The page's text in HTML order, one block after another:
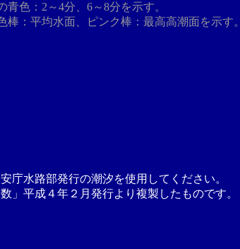
青色：2～4分、6～8分を示す。
棒：平均水面、ピンク棒：最高高潮面を示す。
庁水路部発行の潮汐を使用してください。
」平成４年２月発行より複製したものです。